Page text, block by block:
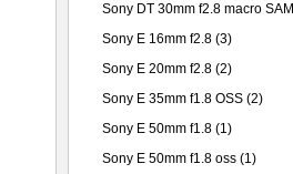
Sony DT 30mm f2.8 macro SAM
Sony E 16mm f2.8 (3)
Sony E 20mm f2.8 (2)
Sony E 35mm f1.8 OSS (2)
Sony E 50mm f1.8 (1)
Sony E 50mm f1.8 oss (1)